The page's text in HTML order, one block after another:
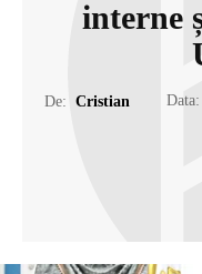
interne
De: Cristian Data: